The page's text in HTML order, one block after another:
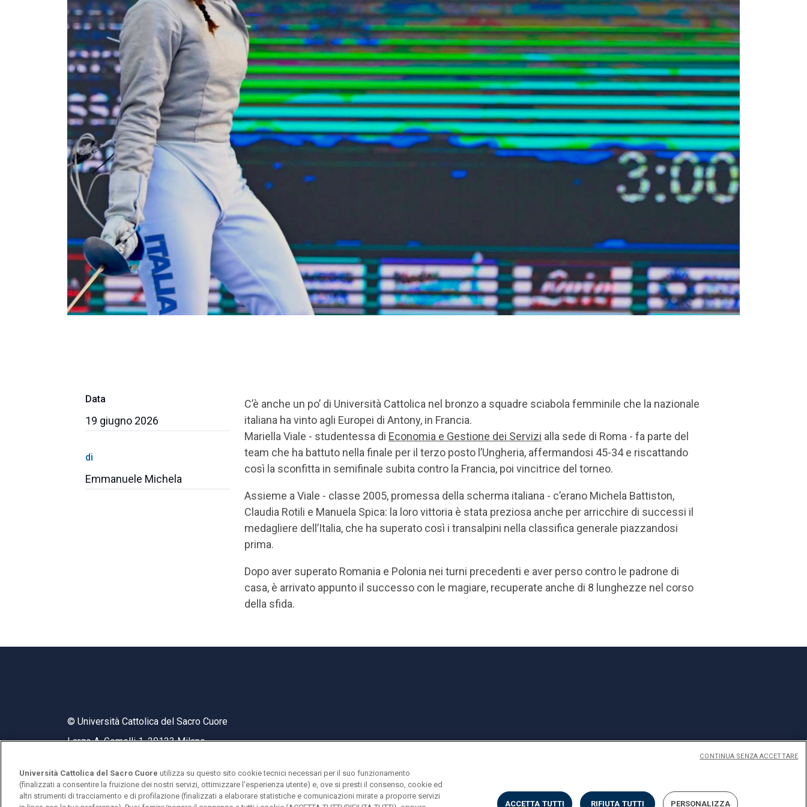
Data
19 giugno 2026
di
Emmanuele Michela
C’è anche un po’ di Università Cattolica nel bronzo a squadre sciabola femminile che la nazionale
italiana ha vinto agli Europei di Antony, in Francia.
Mariella Viale - studentessa di Economia e Gestione dei Servizi alla sede di Roma - fa parte del
team che ha battuto nella finale per il terzo posto l’Ungheria, affermandosi 45-34 e riscattando
così la sconfitta in semifinale subita contro la Francia, poi vincitrice del torneo.
Assieme a Viale - classe 2005, promessa della scherma italiana - c’erano Michela Battiston,
Claudia Rotili e Manuela Spica: la loro vittoria è stata preziosa anche per arricchire di successi il
medagliere dell’Italia, che ha superato così i transalpini nella classifica generale piazzandosi
prima.
Dopo aver superato Romania e Polonia nei turni precedenti e aver perso contro le padrone di
casa, è arrivato appunto il successo con le magiare, recuperate anche di 8 lunghezze nel corso
della sfida.
© Università Cattolica del Sacro Cuore
Largo A. Gemelli 1, 20123 Milano
Università Cattolica del Sacro Cuore utilizza su questo sito cookie tecnici necessari per il suo funzionamento
(finalizzati a consentire la fruizione dei nostri servizi, ottimizzare l'esperienza utente) e, ove si presti il consenso, cookie ed
altri strumenti di tracciamento e di profilazione (finalizzati a elaborare statistiche e comunicazioni mirate a proporre servizi
ACCETTA TUTTI RIFIUTA TUTTI PERSONALIZZA
CONTINUA SENZA ACCETTARE